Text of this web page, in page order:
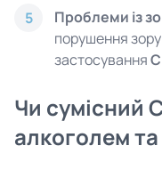
5 Проблеми із
порушення
застосування
Чи сумісний
алкоголем